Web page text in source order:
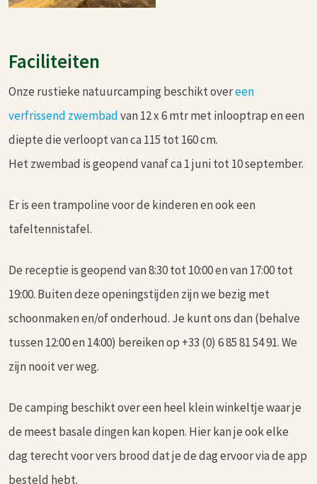
Faciliteiten
Onze rustieke natuurcamping beschikt overeen
verfrissend zwembadvan 12 x 6 mtr met inlooptrap en een
diepte die verloopt van ca 115 tot 160 cm.
Het zwembad is geopend vanaf ca 1 juni tot 10 september.
Er is een trampoline voor de kinderen en ook een
tafeltennistafel.
De receptie is geopend van 8:30 tot 10:00 en van 17:00 tot
19:00. Buiten deze openingstijden zijn we bezig met
schoonmaken en/of onderhoud. Je kunt ons dan (behalve
tussen 12:00 en 14:00) bereiken op +33 (0) 6 85 81 54 91. We
zijn nooit ver weg.
De camping beschikt over een heel klein winkeltje waar je
de meest basale dingen kan kopen. Hier kan je ook elke
dag terecht voor vers brood dat je de dag ervoor via de app
besteld hebt.